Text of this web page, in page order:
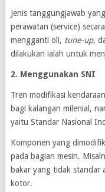
Jenis tanggungjawab
perawatan (service)
mengganti oli, tune-up,
dilakukan ialah untuk
2. Menggunakan SNI
Tren modifikasi
bagi kalangan milenial,
yaitu Standar Nasional
Komponen yang
pada bagian mesin.
bakar yang tidak standar
kotor.